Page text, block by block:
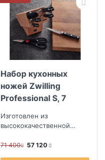
Набор кухонных
ножей Zwilling
Professional S, 7
подставке
Изготовлен из
высококачественной
71 400 57 120